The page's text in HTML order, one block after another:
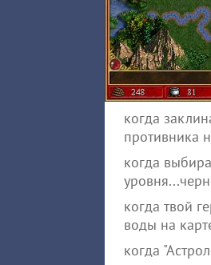
когда
противника
когда
когда твой
воды на
когда